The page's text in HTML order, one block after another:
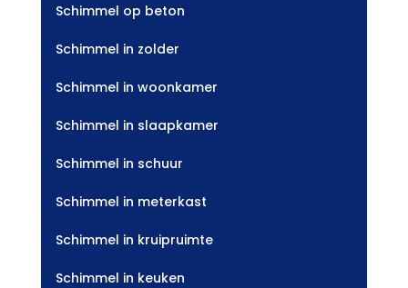
Schimmel op beton
Schimmel in zolder
Schimmel in woonkamer
Schimmel in slaapkamer
Schimmel in schuur
Schimmel in meterkast
Schimmel in kruipruimte
Schimmel in keuken